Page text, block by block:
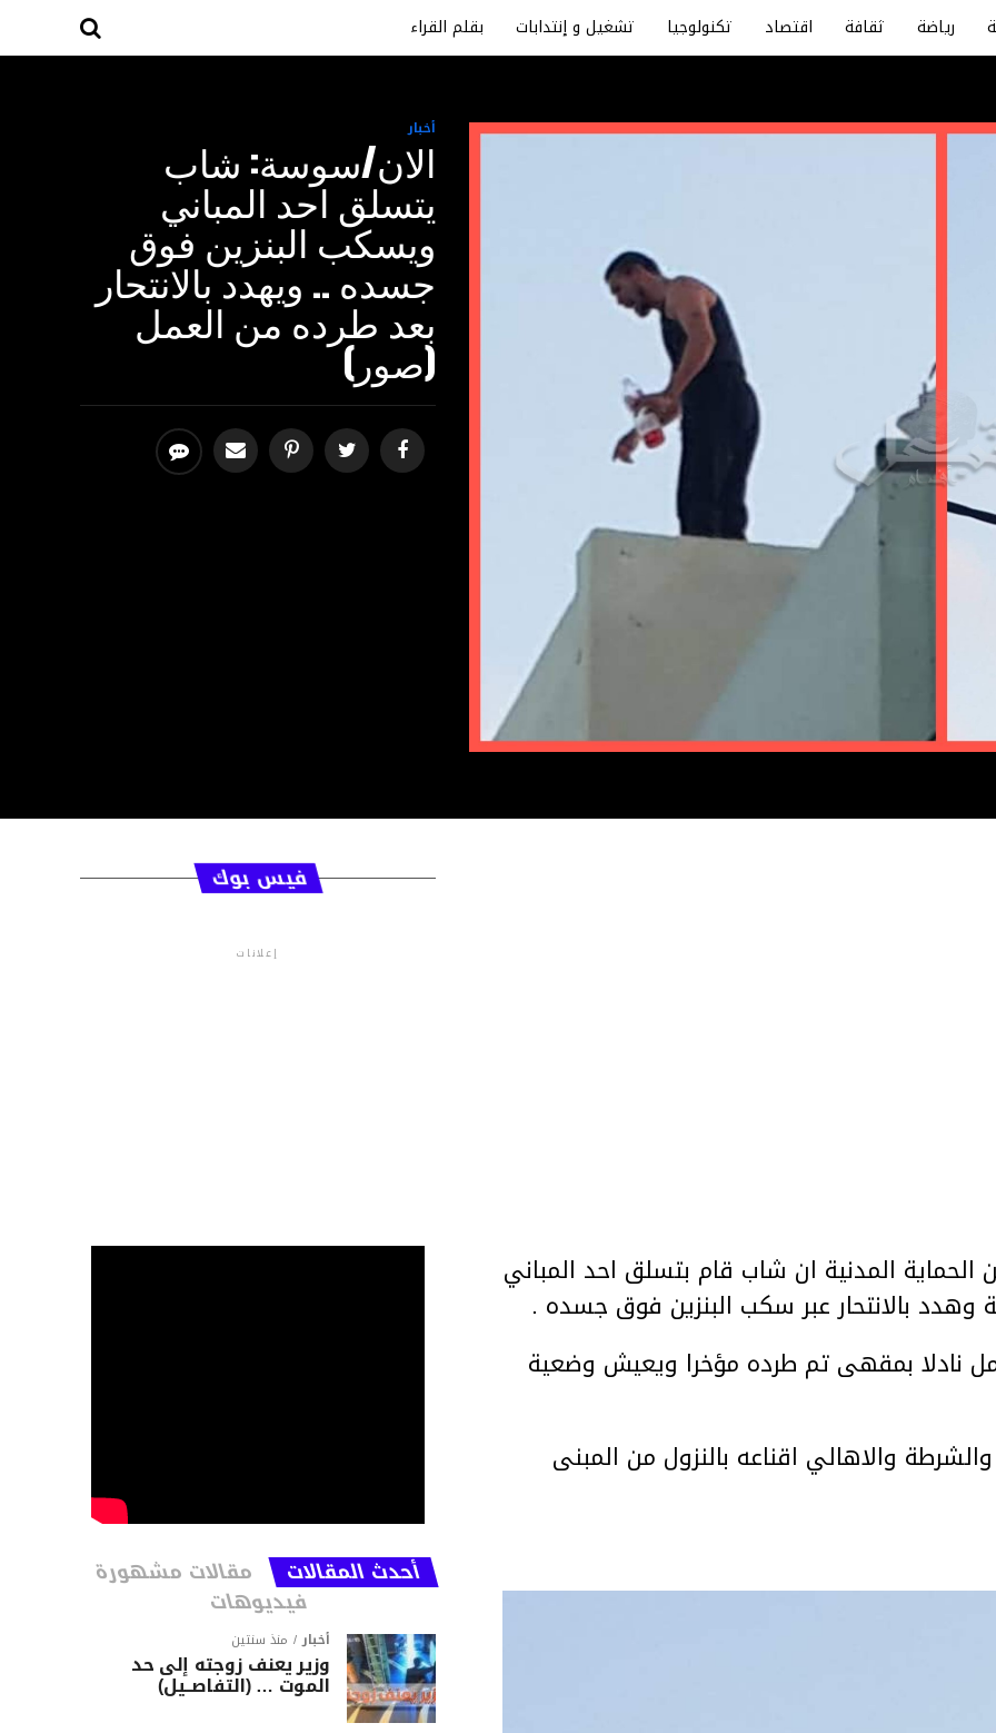
رياضة ثقافة اقتصاد تكنولوجيا تشغيل و إنتدابات بقلم القراء
أخبار
الان/سوسة: شاب
يتسلق احد المباني
ويسكب البنزين فوق
جسده .. ويهدد بالانتحار
بعد طرده من العمل
(صور)
المدنية ان شاب قام بتسلق احد المباني
بالانتحار عبر سكب البنزين فوق جسده .
نادلا بمقهى تم طرده مؤخرا ويعيش وضعية
والاهالي اقناعه بالنزول من المبنى
فيس بوك
إعلانات
أحدث المقالات مقالات مشهورة
فيديوهات
أخبار منذ سنتين
وزير يعنف زوجته إلى حد
الموت … (التفاصــيل)